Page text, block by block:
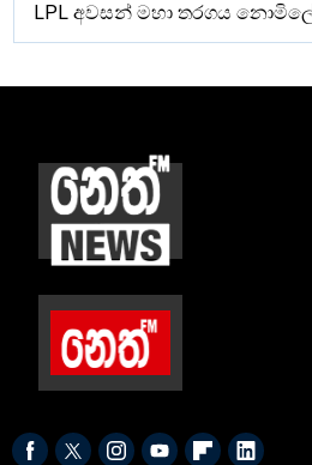
LPL අවසන් මහා තරගය